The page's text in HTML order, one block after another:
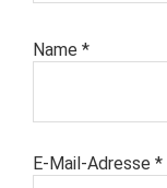
Name *
E-Mail-Adresse *